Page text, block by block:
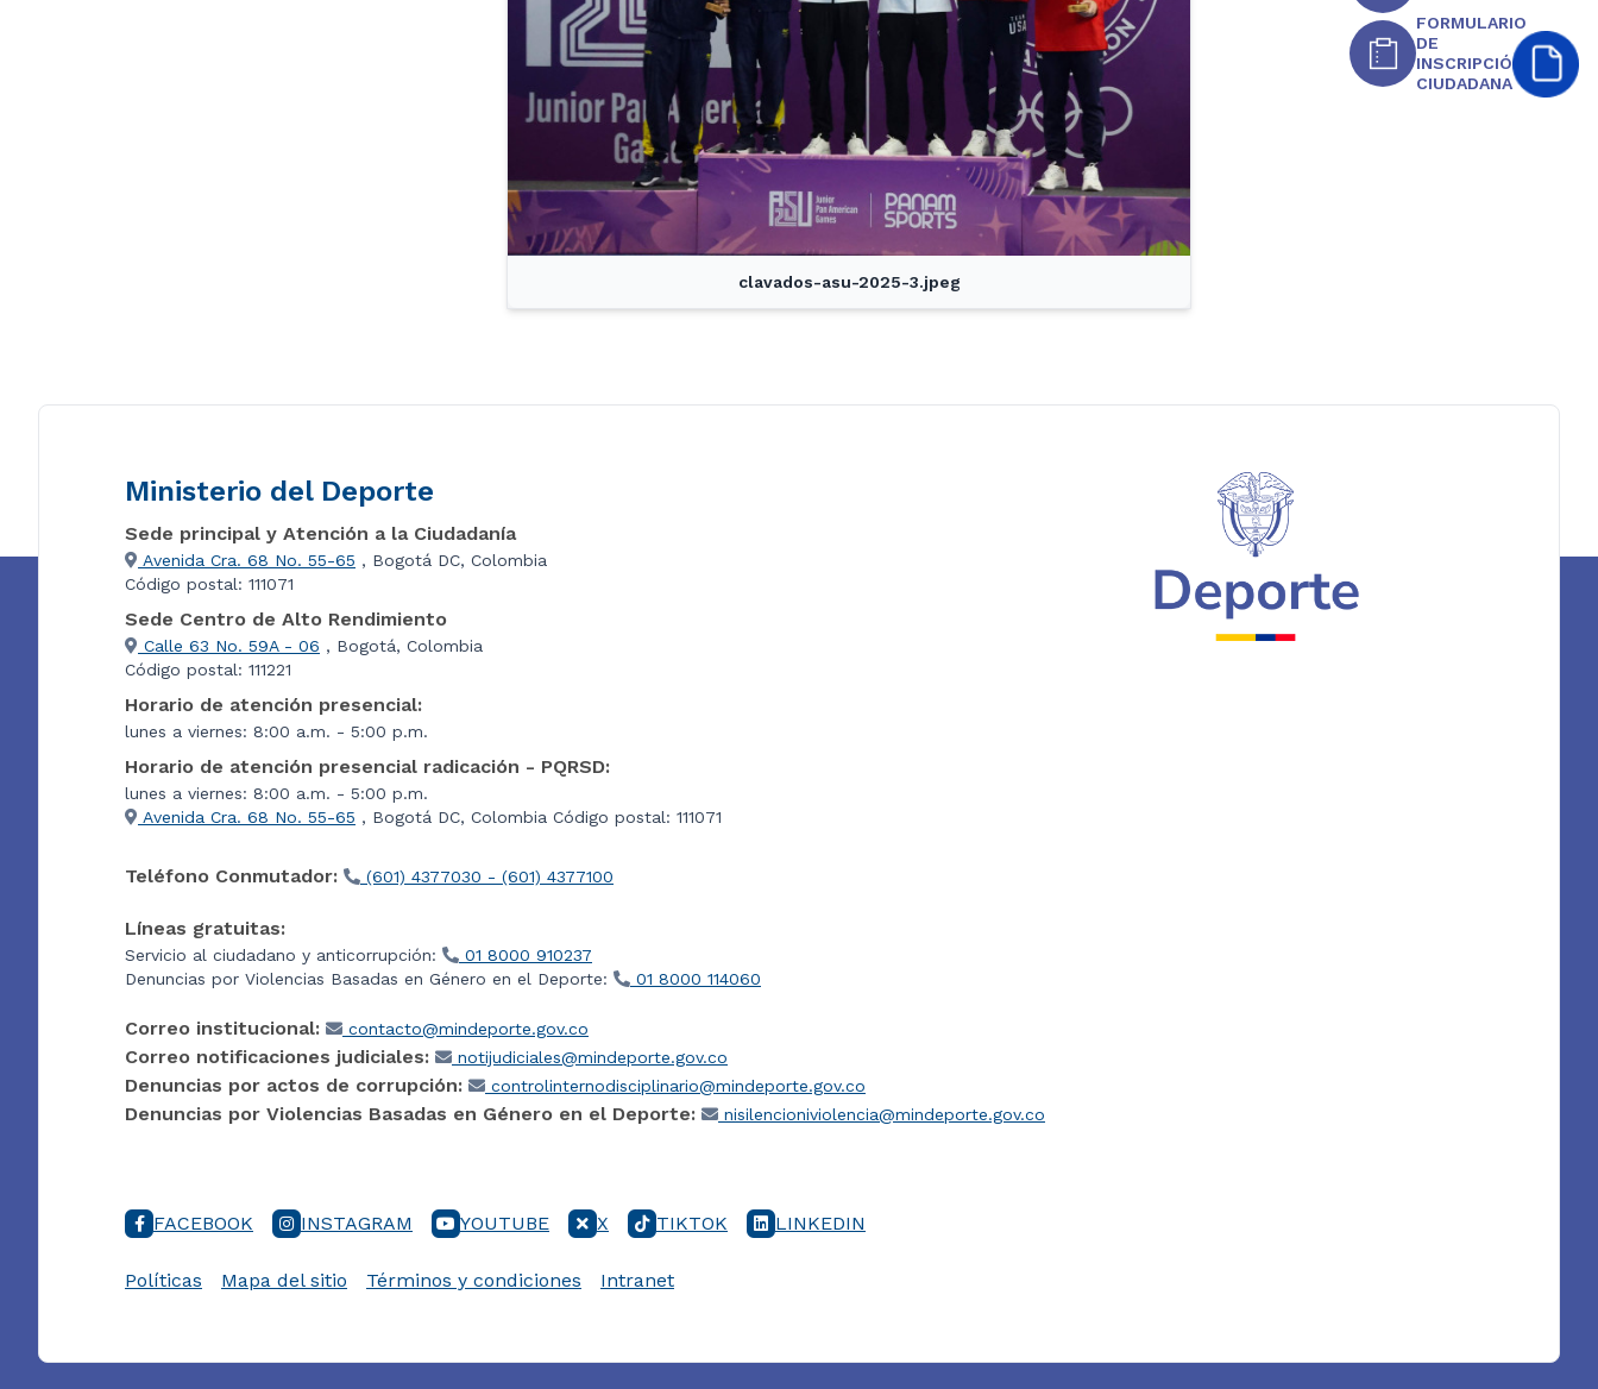
clavados-asu-2025-3.jpeg
FORMULARIO
DE
INSCRIPCIÓN
CIUDADANA
Ministerio del Deporte
Sede principal y Atención a la Ciudadanía
Avenida Cra. 68 No. 55-65 , Bogotá DC, Colombia
Código postal: 111071
Sede Centro de Alto Rendimiento
Calle 63 No. 59A - 06 , Bogotá, Colombia
Código postal: 111221
Horario de atención presencial:
lunes a viernes: 8:00 a.m. - 5:00 p.m.
Horario de atención presencial radicación - PQRSD:
lunes a viernes: 8:00 a.m. - 5:00 p.m.
Avenida Cra. 68 No. 55-65 , Bogotá DC, Colombia Código postal: 111071
Teléfono Conmutador: (601) 4377030 - (601) 4377100
Líneas gratuitas:
Servicio al ciudadano y anticorrupción:
01 8000 910237
Denuncias por Violencias Basadas en Género en el Deporte:
01 8000 114060
Correo institucional: contacto@mindeporte.gov.co
Correo notificaciones judiciales: notijudiciales@mindeporte.gov.co
Denuncias por actos de corrupción: controlinternodisciplinario@mindeporte.gov.co
Denuncias por Violencias Basadas en Género en el Deporte: nisilencioniviolencia@mindeporte.gov.co
FACEBOOK INSTAGRAM YOUTUBE X TIKTOK LINKEDIN
Políticas Mapa del sitio Términos y condiciones Intranet